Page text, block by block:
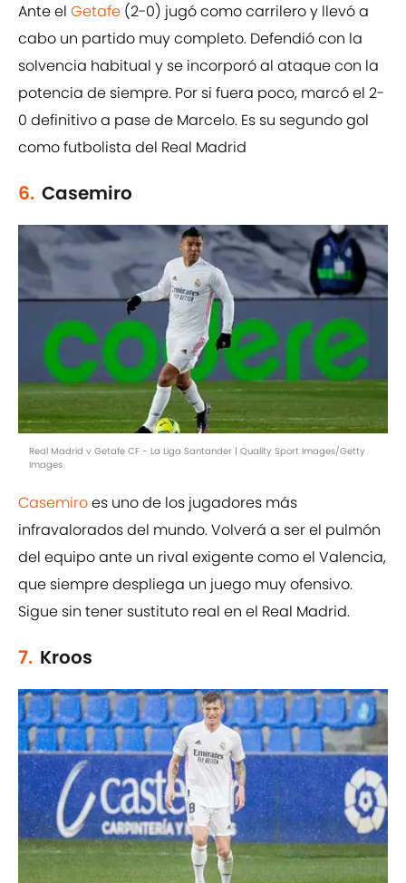
Ante el Getafe (2-0) jugó como carrilero y llevó a
cabo un partido muy completo. Defendió con la
solvencia habitual y se incorporó al ataque con la
potencia de siempre. Por si fuera poco, marcó el 2-
0 definitivo a pase de Marcelo. Es su segundo gol
como futbolista del Real Madrid
6. Casemiro
Real Madrid v Getafe CF - La Liga Santander | Quality Sport Images/Getty
Images
Casemiroes uno de los jugadores más
infravalorados del mundo. Volverá a ser el pulmón
del equipo ante un rival exigente como el Valencia,
que siempre despliega un juego muy ofensivo.
Sigue sin tener sustituto real en el Real Madrid.
7. Kroos